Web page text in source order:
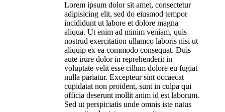
Lorem ipsum dolor sit amet, consectetur
adipisicing elit, sed do eiusmod tempor
incididunt ut labore et dolore magna
aliqua. Ut enim ad minim veniam, quis
nostrud exercitation ullamco laboris nisi ut
aliquip ex ea commodo consequat. Duis
aute irure dolor in reprehenderit in
voluptate velit esse cillum dolore eu fugiat
nulla pariatur. Excepteur sint occaecat
cupidatat non proident, sunt in culpa qui
officia deserunt mollit anim id est laborum.
Sed ut perspiciatis unde omnis iste natus